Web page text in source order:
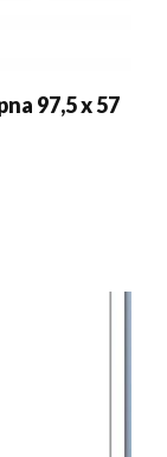
97,5 x 57